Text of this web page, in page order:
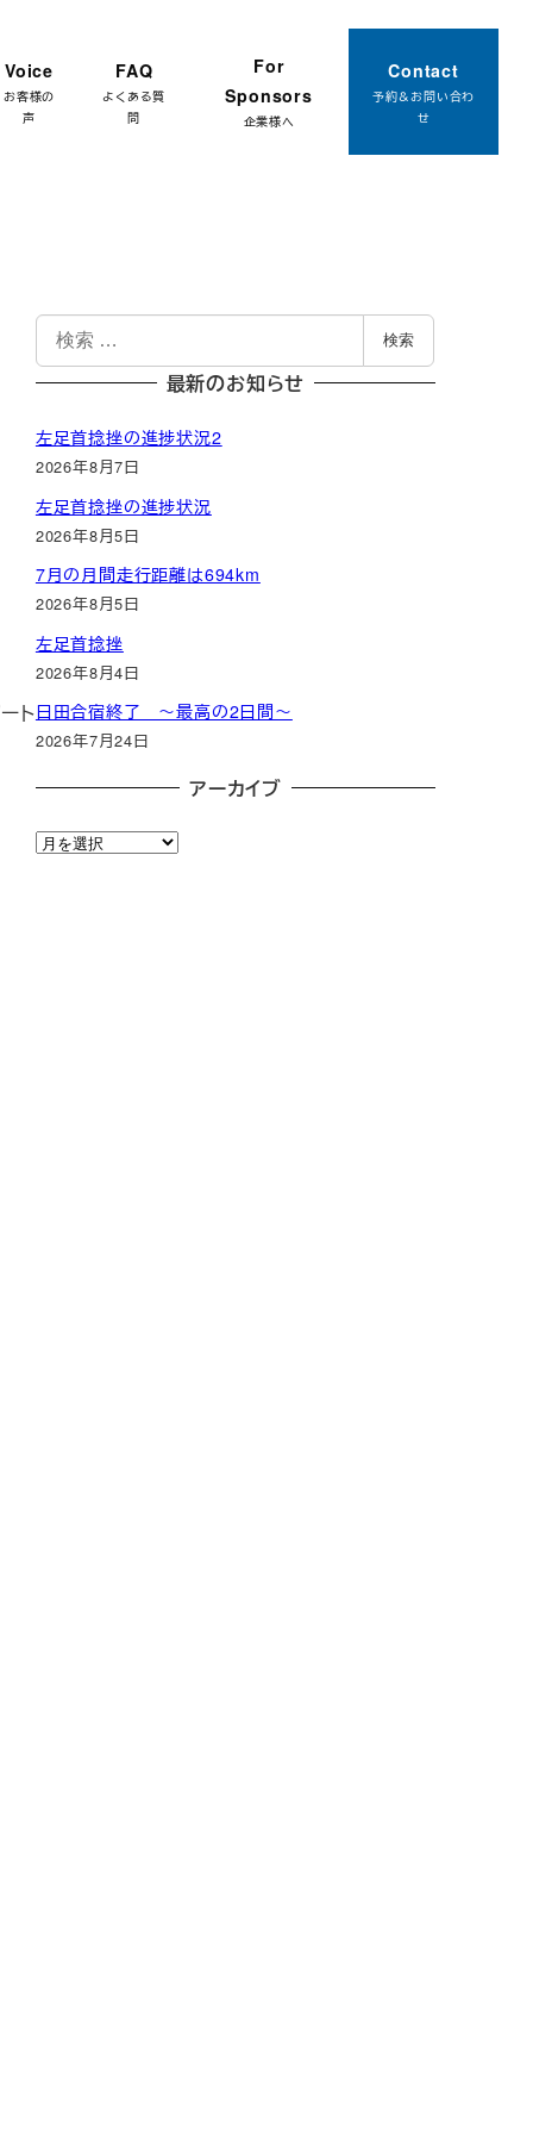
Voice
お客様の
声
FAQ
よくある質
問
For
Sponsors
企業様へ
Contact
予約＆お問い合わ
せ
ト
検
索
検索
最新のお知らせ
左足首捻挫の進捗状況2
2026年8月7日
左足首捻挫の進捗状況
2026年8月5日
7月の月間走行距離は694km
2026年8月5日
左足首捻挫
2026年8月4日
日田合宿終了 ～最高の2日間～
2026年7月24日
アーカイブ
ア